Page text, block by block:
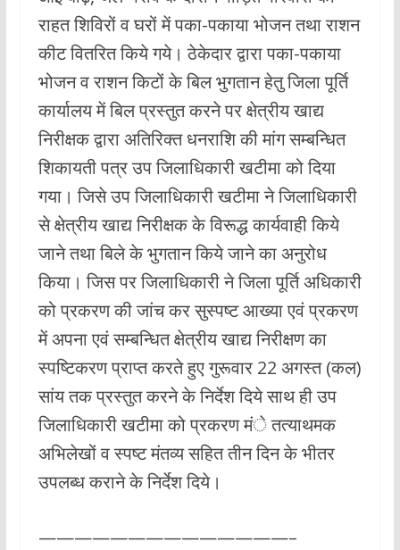
राहत शिविरों व घरों में पका-पकाया भोजन तथा राशन
कीट वितरित किये गये। ठेकेदार द्वारा पका-पकाया
भोजन व राशन किटों के बिल भुगतान हेतु जिला पूर्ति
कार्यालय में बिल प्रस्तुत करने पर क्षेत्रीय खाद्य
निरीक्षक द्वारा अतिरिक्त धनराशि की मांग सम्बन्धित
शिकायती पत्र उप जिलाधिकारी खटीमा को दिया
गया। जिसे उप जिलाधिकारी खटीमा ने जिलाधिकारी
से क्षेत्रीय खाद्य निरीक्षक के विरूद्ध कार्यवाही किये
जाने तथा बिले के भुगतान किये जाने का अनुरोध
किया। जिस पर जिलाधिकारी ने जिला पूर्ति अधिकारी
को प्रकरण की जांच कर सुस्पष्ट आख्या एवं प्रकरण
में अपना एवं सम्बन्धित क्षेत्रीय खाद्य निरीक्षण का
स्पष्टिकरण प्राप्त करते हुए गुरूवार 22 अगस्त (कल)
सांय तक प्रस्तुत करने के निर्देश दिये साथ ही उप
जिलाधिकारी खटीमा को प्रकरण मंे तत्याथमक
अभिलेखों व स्पष्ट मंतव्य सहित तीन दिन के भीतर
उपलब्ध कराने के निर्देश दिये।
——————————————–